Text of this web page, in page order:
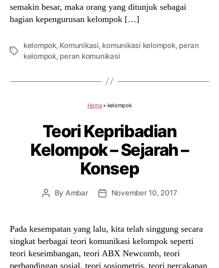
semakin besar, maka orang yang ditunjuk sebagai
bagian kepengurusan kelompok […]
Tags
kelompok, Komunikasi, komunikasi kelompok, peran
kelompok, peran komunikasi
Home» kelompok
Teori Kepribadian
Kelompok – Sejarah –
Konsep
Post
By Ambar
PostNovember 10, 2017
Pada kesempatan yang lalu, kita telah singgung secara
singkat berbagai teori komunikasi kelompok seperti
teori keseimbangan, teori ABX Newcomb, teori
perbandingan sosial, teori sosiometris, teori percakapan